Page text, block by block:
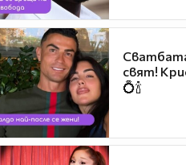
свят!
💍🍾